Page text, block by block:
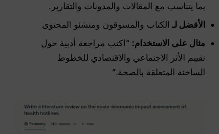
بما يتناسب مع المقالات والمدونات والتقارير.
الأفضل لـ الكتاب والمسوقون ومنشئو المحتوى
مثال على الاستخدام: “اكتب مراجعة أدبية حول
تقييم الأثر الاجتماعي والاقتصادي للخطوط
الساخنة المتعلقة بالصحة.”